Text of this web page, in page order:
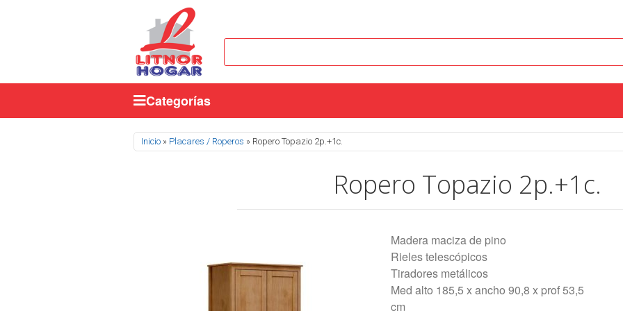
Categorías
Se encuentra usted aquí
Inicio » Placares / Roperos » Ropero Topazio 2p.+1c.
Ropero Topazio 2p.+1c.
Madera maciza de pino
Rieles telescópicos
Tiradores metálicos
Med alto 185,5 x ancho 90,8 x prof 53,5
cm